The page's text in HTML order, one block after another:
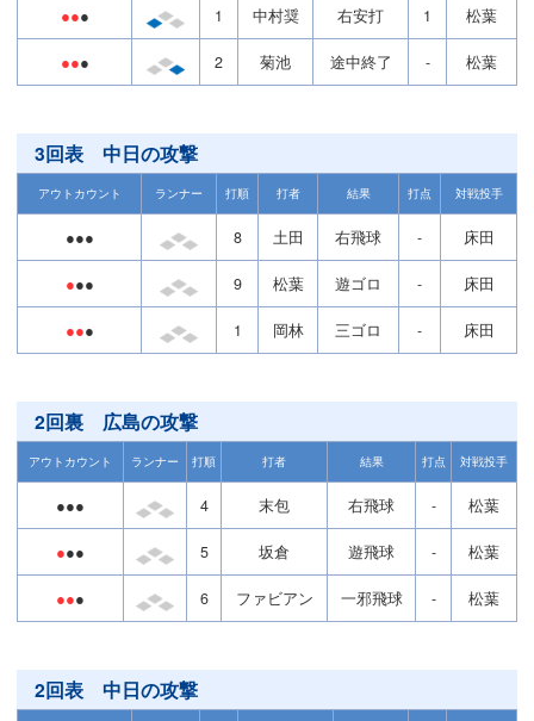
●●● 1 中村奨 右安打 1 松葉
●●● 2 菊池 途中終了 - 松葉
3回表 中日の攻撃
アウトカウント ランナー 打順 打者 結果 打点 対戦投手
●●● 8 土田 右飛球 - 床田
●●● 9 松葉 遊ゴロ - 床田
●●● 1 岡林 三ゴロ - 床田
2回裏 広島の攻撃
アウトカウント ランナー 打順 打者 結果 打点 対戦投手
●●● 4 末包 右飛球 - 松葉
●●● 5 坂倉 遊飛球 - 松葉
●●● 6 ファビアン 一邪飛球 - 松葉
2回表 中日の攻撃